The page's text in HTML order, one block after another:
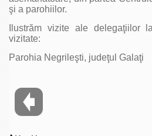
şi a parohiilor.
Ilustrăm vizite ale delegaţiilor
vizitate:
Parohia Negrileşti, judeţul Galaţi